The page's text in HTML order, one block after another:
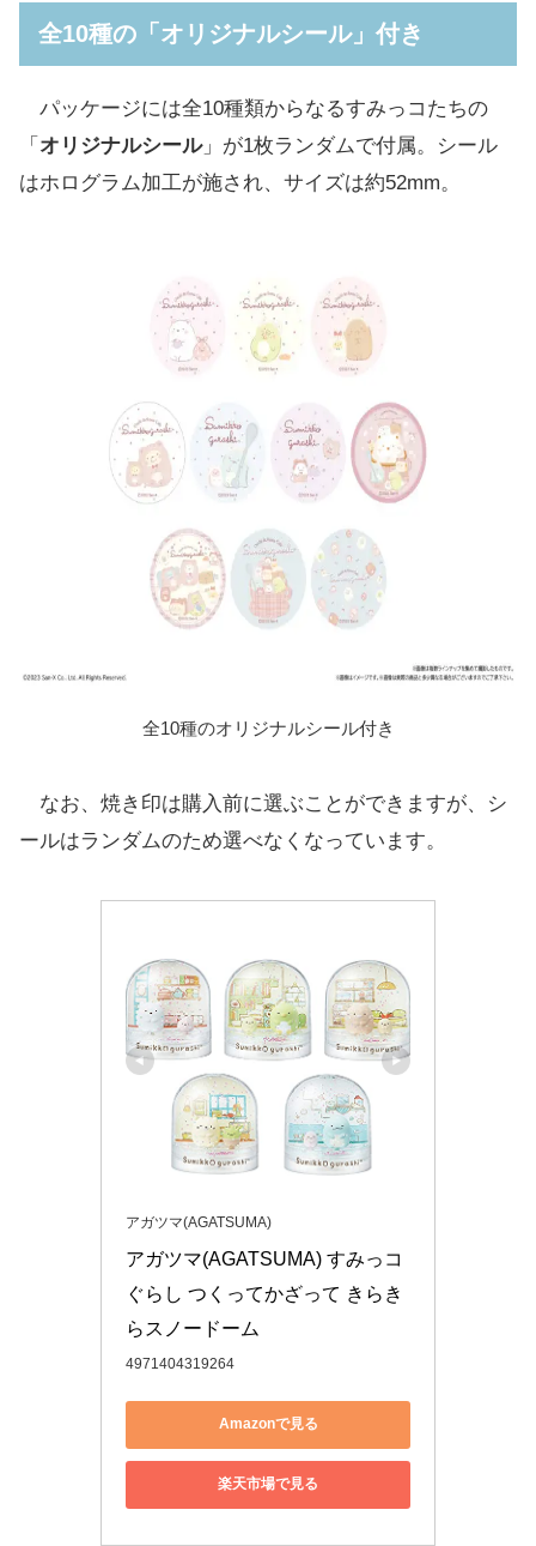
全10種の「オリジナルシール」付き
パッケージには全10種類からなるすみっコたちの
「 オリジナルシール」が1枚ランダムで付属。シール
はホログラム加工が施され、サイズは約52mm。
全10種のオリジナルシール付き
なお、焼き印は購入前に選ぶことができますが、シ
ールはランダムのため選べなくなっています。
アガツマ(AGATSUMA)
アガツマ(AGATSUMA) すみっコ
ぐらし つくってかざって きらき
らスノードーム
4971404319264
Amazonで見る
楽天市場で見る